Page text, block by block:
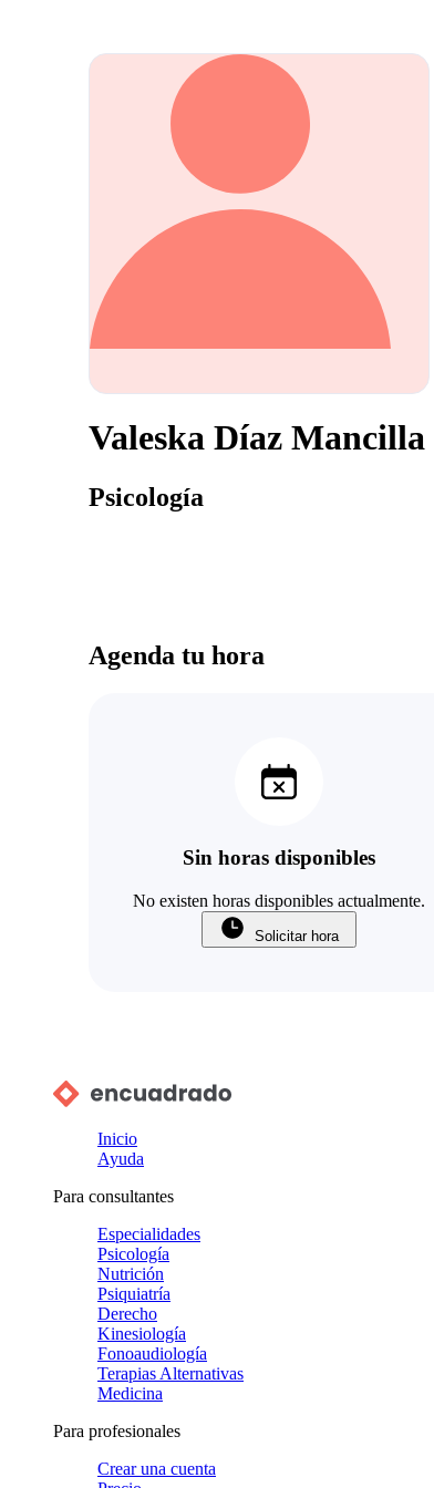
Valeska Díaz Mancilla
Psicología
Agenda tu hora
Sin horas disponibles
No existen horas disponibles actualmente.
Solicitar hora
Inicio
Ayuda
Para consultantes
Especialidades
Psicología
Nutrición
Psiquiatría
Derecho
Kinesiología
Fonoaudiología
Terapias Alternativas
Medicina
Para profesionales
Crear una cuenta